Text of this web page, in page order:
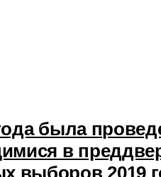
была
в
выборов 2019